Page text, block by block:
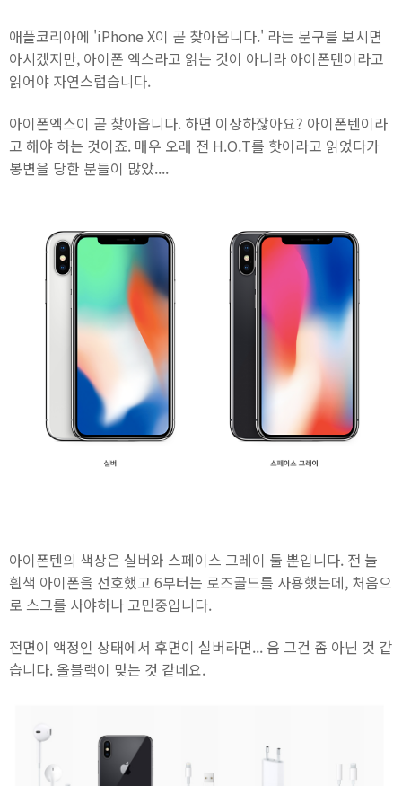
애플코리아에 'iPhone X이 곧 찾아옵니다.' 라는 문구를 보시면
아시겠지만, 아이폰 엑스라고 읽는 것이 아니라 아이폰텐이라고
읽어야 자연스럽습니다.
아이폰엑스이 곧 찾아옵니다. 하면 이상하잖아요? 아이폰텐이라
고 해야 하는 것이죠. 매우 오래 전 H.O.T를 핫이라고 읽었다가
봉변을 당한 분들이 많았....
아이폰텐의 색상은 실버와 스페이스 그레이 둘 뿐입니다. 전 늘
흰색 아이폰을 선호했고 6부터는 로즈골드를 사용했는데, 처음으
로 스그를 사야하나 고민중입니다.
전면이 액정인 상태에서 후면이 실버라면... 음 그건 좀 아닌 것 같
습니다. 올블랙이 맞는 것 같네요.